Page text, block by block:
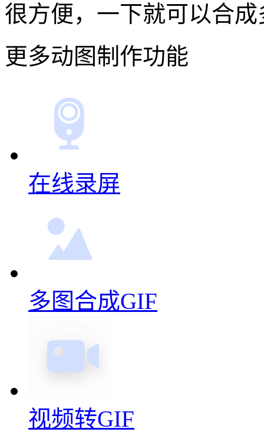
很方便，一下就可以合成
更多动图制作功能
在线录屏
多图合成GIF
视频转GIF